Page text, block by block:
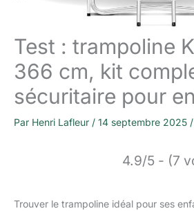
Test : trampoline
366 cm, kit
sécuritaire pour
Par Henri Lafleur / 14 septembre 2025 /
4.9/5 - (7
Trouver le trampoline idéal pour ses